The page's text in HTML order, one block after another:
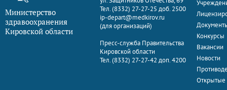
Министерство
здравоохранения
Кировской области
Тел. (8332) 27-27-25 доб. 2500
ip-depart@medkirov.ru
(для организаций)
Пресс-служба Правительства
Кировской области
Тел. (8332) 27-27-42 доп. 4200
Конкурсы
Вакансии
Новости